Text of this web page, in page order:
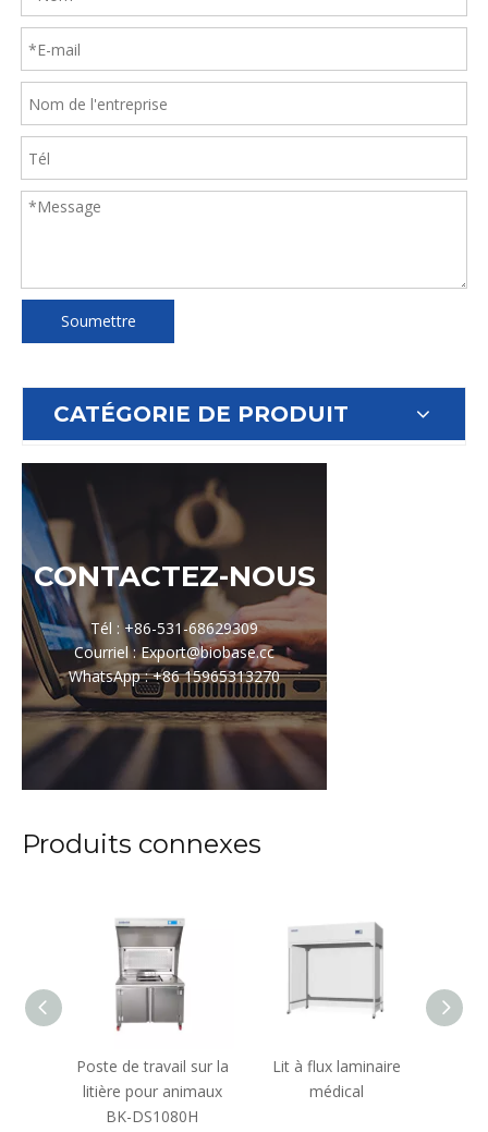
Soumettre
CATÉGORIE DE PRODUIT
CONTACTEZ-NOUS
Tél : +86-531-68629309
Courriel : Export@biobase.cc
WhatsApp : +86 15965313270
Produits connexes
Poste de travail sur la
litière pour animaux
BK-DS1080H
Lit à flux laminaire
médical